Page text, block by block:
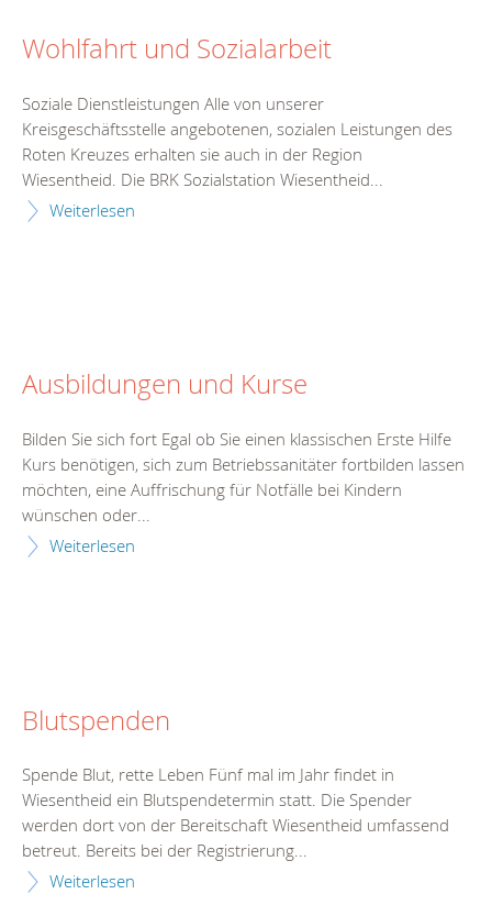
Wohlfahrt und Sozialarbeit
Soziale Dienstleistungen Alle von unserer
Kreisgeschäftsstelle angebotenen, sozialen Leistungen des
Roten Kreuzes erhalten sie auch in der Region
Wiesentheid. Die BRK Sozialstation Wiesentheid...
Weiterlesen
Ausbildungen und Kurse
Bilden Sie sich fort Egal ob Sie einen klassischen Erste Hilfe
Kurs benötigen, sich zum Betriebssanitäter fortbilden lassen
möchten, eine Auffrischung für Notfälle bei Kindern
wünschen oder...
Weiterlesen
Blutspenden
Spende Blut, rette Leben Fünf mal im Jahr findet in
Wiesentheid ein Blutspendetermin statt. Die Spender
werden dort von der Bereitschaft Wiesentheid umfassend
betreut. Bereits bei der Registrierung...
Weiterlesen